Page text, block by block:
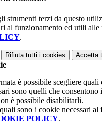
strumenti terzi da questo
al funzionamento ed utili
.
Rifiuta tutti i cookies Accetta
è possibile scegliere
sono quelli che
è possibile disabilitarli.
sono i cookie necessari
POLICY.